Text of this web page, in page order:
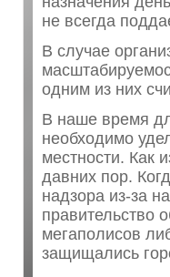
не всегда
В случае
одним из них
В наше время
необходимо
местности. Как
давних пор.
надзора из-за
правительство
мегаполисов
защищались